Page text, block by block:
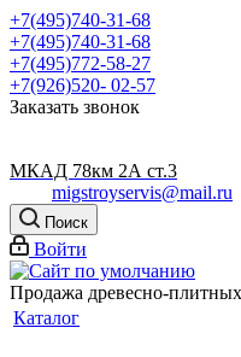
+7(495)740-31-68
+7(495)740-31-68
+7(495)772-58-27
+7(926)520- 02-57
Заказать звонок
МКАД 78км 2А ст.3
migstroyservis@mail.ru
Поиск
Войти
Продажа древесно-
Каталог